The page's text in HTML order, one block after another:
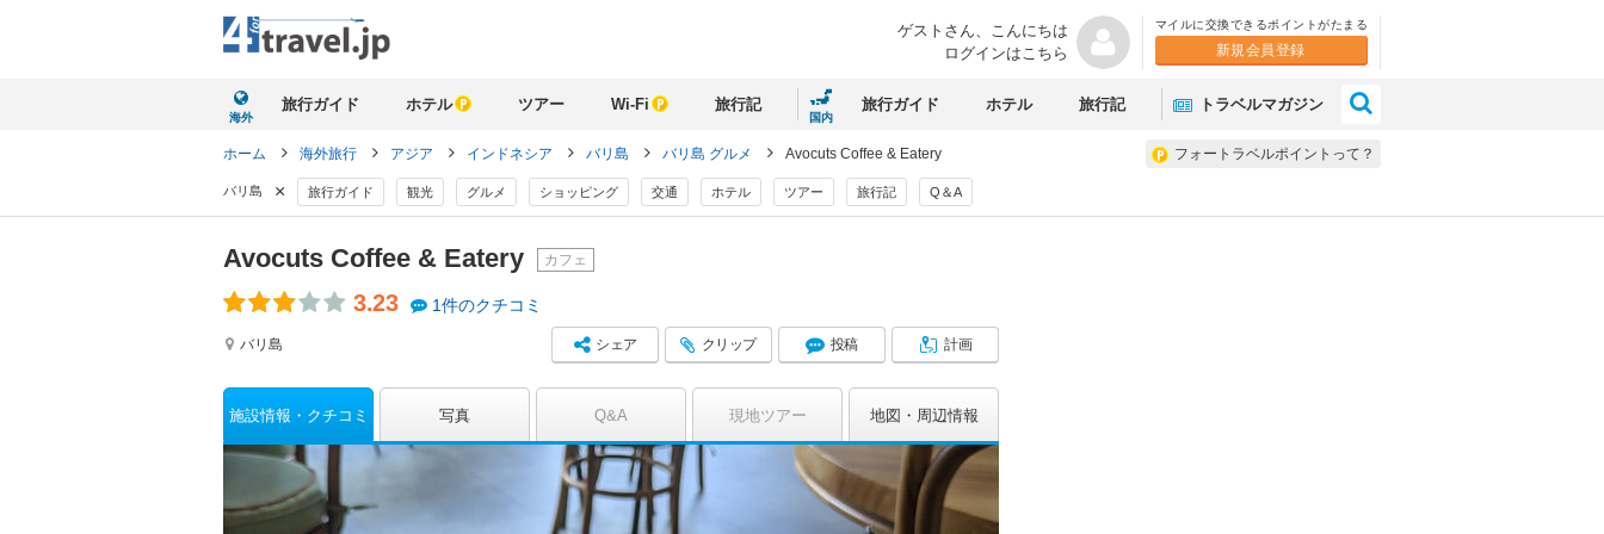
ゲストさん、 こんにちは
ログインはこちら
マイルに交換できるポイントがたまる
新規会員登録
海外
旅行ガイド ホテル ツアー Wi-Fi 旅行記
国内
旅行ガイド ホテル 旅行記 トラベルマガジン
フォートラベルポイントって？
ホーム 海外旅行 アジア インドネシア バリ島 バリ島 グルメ Avocuts Coffee & Eatery
バリ島 × 旅行ガイド 観光 グルメ ショッピング 交通 ホテル ツアー 旅行記 Q＆A
Avocuts Coffee & Eatery カフェ
3.23 1件のクチコミ
バリ島 シェア クリップ 投稿 計画
施設情報 クチコミ 写真 Q&A 現地ツアー 地図 周辺情報